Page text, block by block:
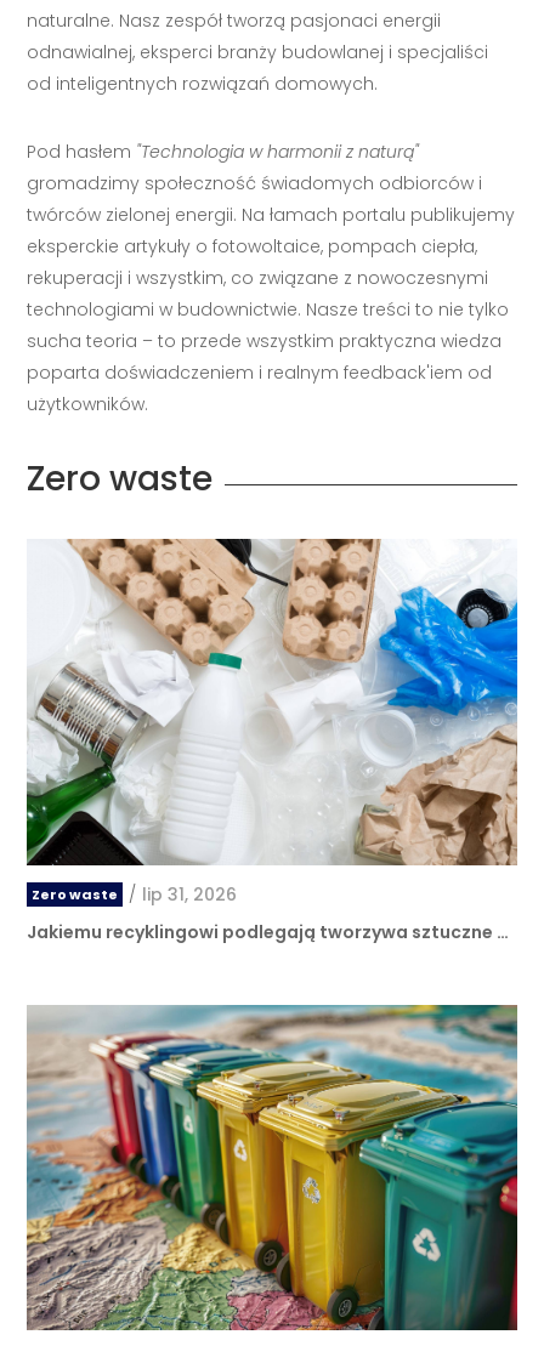
naturalne. Nasz zespół tworzą pasjonaci energii
odnawialnej, eksperci branży budowlanej i specjaliści
od inteligentnych rozwiązań domowych.
Pod hasłem "Technologia w harmonii z naturą"
gromadzimy społeczność świadomych odbiorców i
twórców zielonej energii. Na łamach portalu publikujemy
eksperckie artykuły o fotowoltaice, pompach ciepła,
rekuperacji i wszystkim, co związane z nowoczesnymi
technologiami w budownictwie. Nasze treści to nie tylko
sucha teoria – to przede wszystkim praktyczna wiedza
poparta doświadczeniem i realnym feedback'iem od
użytkowników.
Zero waste
Zero waste / lip 31, 2026
Jakiemu recyklingowi podlegają tworzywa sztuczne …